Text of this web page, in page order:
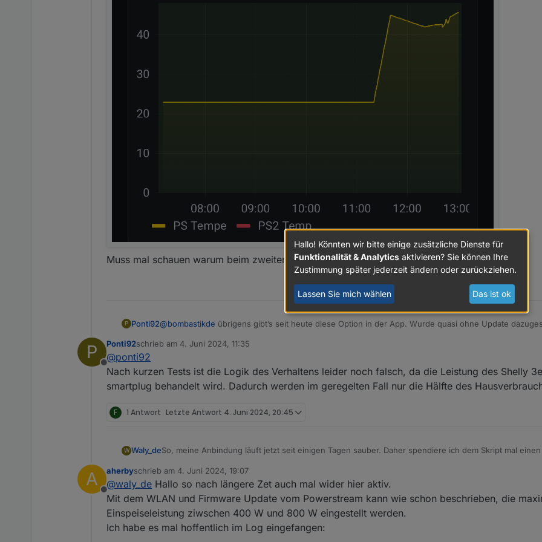
Muss mal schauen warum beim zweiten nicht..
P Ponti92@bombastikde übrigens gibt’s seit heute diese Option in der App. Wurde quasi ohne Update
P
Offline
Ponti92schrieb am 4. Juni 2024, 11:35
zuletzt editiert von
@ponti92
Nach kurzen Tests ist die Logik des Verhaltens leider noch falsch, da die Leistung des Shelly
smartplug behandelt wird. Dadurch werden im geregelten Fall nur die Hälfte des
F 1 Antwort Letzte Antwort 4. Juni 2024, 20:45
W Waly_deSo, meine Anbindung läuft jetzt seit einigen Tagen sauber. Daher spendiere ich dem Skript mal
Anbei findet ihr ein Skript, das eine Verbindung zwischen euren ecoflow-Geräten und ioBroker
es die gleiche Schnittstelle wie die ecoFlow App. Ihr benötigt lediglich eure Zugangsdaten zur App
eurer Geräte, um dieses Skript nutzen zu können. Alle bekannten übermittelten Daten werden in
angelegt. Viele davon sind noch unbekannt. Wenn ihr herausfindet, was sich hinter den
ich die Zustandsnamen anpassen.
Achtung: Der ecoflow-Server sendet unfassbar viele Nachrichten. Wenn ihr mehrere Geräte habt,
stark belasten und sogar zu Abstürzen führen. Vielleicht bekommt Ihr auch diese Meldung und das
A
Offline
aherbyschrieb am 4. Juni 2024, 19:07
zuletzt editiert von
@waly_de Hallo so nach längere Zet auch mal wider hier aktiv.
Mit dem WLAN und Firmware Update vom Powerstream kann wie schon beschrieben, die
Einspeiseleistung ziwschen 400 W und 800 W eingestellt werden.
Ich habe es mal hoffentlich im Log eingefangen:
Hallo! Könnten wir bitte einige zusätzliche Dienste für
Funktionalität & Analytics aktivieren? Sie können Ihre
Zustimmung später jederzeit ändern oder zurückziehen.
Lassen Sie mich wählen Das ist ok